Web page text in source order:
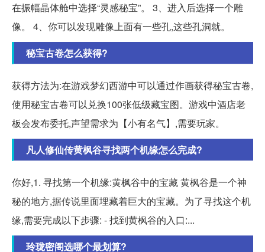
在振幅晶体舱中选择“灵感秘宝”。 3、进入后选择一个雕
像。 4、你可以发现雕像上面有一些孔,这些孔洞就。
秘宝古卷怎么获得?
获得方法为:在游戏梦幻西游中可以通过作画获得秘宝古卷,
使用秘宝古卷可以兑换100张低级藏宝图。游戏中酒店老
板会发布委托,声望需求为【小有名气】,需要玩家。
凡人修仙传黄枫谷寻找两个机缘怎么完成?
你好,1. 寻找第一个机缘:黄枫谷中的宝藏 黄枫谷是一个神
秘的地方,据传说里面埋藏着巨大的宝藏。为了寻找这个机
缘,需要完成以下步骤: - 找到黄枫谷的入口:...
玲珑密阁选哪个最划算?